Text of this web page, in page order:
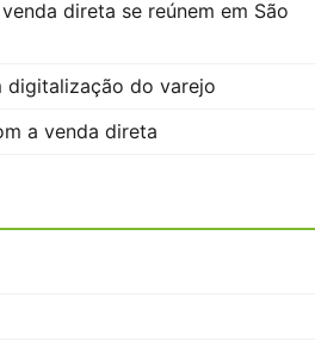
direta se reúnem em São
digitalização do varejo
a venda direta